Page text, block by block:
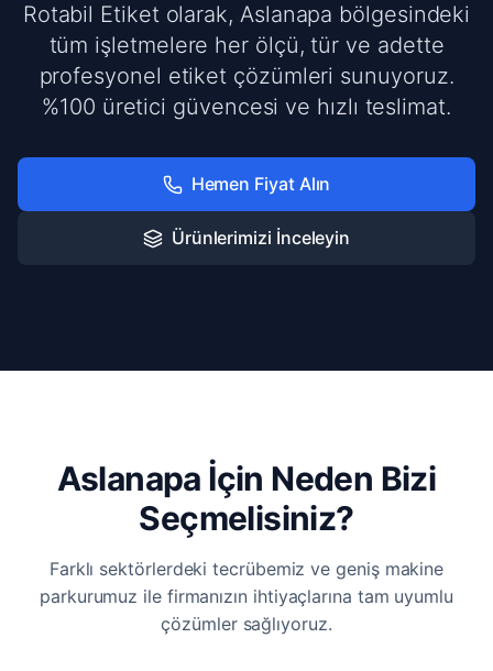
Rotabil Etiket olarak, Aslanapa bölgesindeki
tüm işletmelere her ölçü, tür ve adette
profesyonel etiket çözümleri sunuyoruz.
%100 üretici güvencesi ve hızlı teslimat.
Hemen Fiyat Alın
Ürünlerimizi İnceleyin
Aslanapa İçin Neden Bizi
Seçmelisiniz?
Farklı sektörlerdeki tecrübemiz ve geniş makine
parkurumuz ile firmanızın ihtiyaçlarına tam uyumlu
çözümler sağlıyoruz.